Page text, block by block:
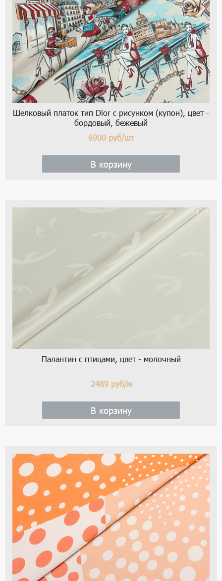
Шелковый платок тип Dior с рисунком (купон), цвет -
бордовый, бежевый
6900 руб/шт
В корзину
1 / 5
Палантин с птицами, цвет - молочный
2489 руб/м
В корзину
1 / 6